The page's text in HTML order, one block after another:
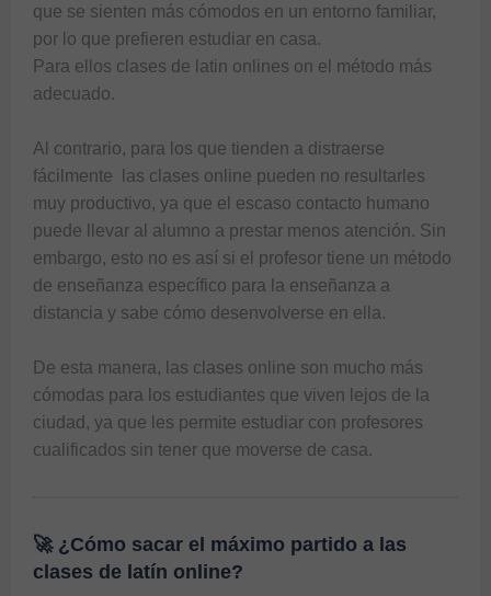
que se sienten más cómodos en un entorno familiar,
por lo que prefieren estudiar en casa.
Para ellos clases de latin onlines on el método más
adecuado.
Al contrario, para los que tienden a distraerse
fácilmente
las clases online pueden no resultarles
muy productivo, ya que el escaso contacto humano
puede llevar al alumno a prestar menos atención. Sin
embargo, esto no es así si el profesor tiene un método
de enseñanza específico para la enseñanza a
distancia y sabe cómo desenvolverse en ella.
De esta manera, las clases online son mucho más
cómodas para los estudiantes que viven lejos de la
ciudad, ya que les permite estudiar con profesores
cualificados sin tener que moverse de casa.
🚀 ¿Cómo sacar el máximo partido a las
clases de latín online?